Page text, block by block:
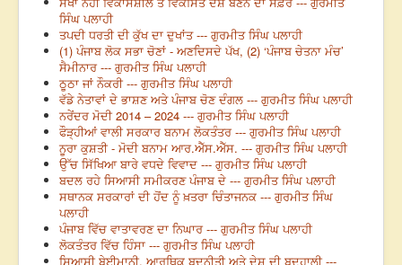
ਸਿੰਘ ਪਲਾਹੀ
ਤਪਦੀ ਧਰਤੀ ਦੀ ਕੁੱਖ ਦਾ ਦੁਖਾਂਤ --- ਗੁਰਮੀਤ ਸਿੰਘ ਪਲਾਹੀ
(1) ਪੰਜਾਬ ਲੋਕ ਸਭਾ ਚੋਣਾਂ - ਅਣਦਿਸਦੇ ਪੱਖ, (2) ‘ਪੰਜਾਬ ਚੇਤਨਾ ਮੰਚ’
ਸੈਮੀਨਾਰ --- ਗੁਰਮੀਤ ਸਿੰਘ ਪਲਾਹੀ
ਠੂਠਾ ਜਾਂ ਨੌਕਰੀ --- ਗੁਰਮੀਤ ਸਿੰਘ ਪਲਾਹੀ
ਵੱਡੇ ਨੇਤਾਵਾਂ ਦੇ ਭਾਸ਼ਣ ਅਤੇ ਪੰਜਾਬ ਚੋਣ ਦੰਗਲ --- ਗੁਰਮੀਤ ਸਿੰਘ ਪਲਾਹੀ
ਨਰੇਂਦਰ ਮੋਦੀ 2014 – 2024 --- ਗੁਰਮੀਤ ਸਿੰਘ ਪਲਾਹੀ
ਫੌੜ੍ਹੀਆਂ ਵਾਲੀ ਸਰਕਾਰ ਬਨਾਮ ਲੋਕਤੰਤਰ --- ਗੁਰਮੀਤ ਸਿੰਘ ਪਲਾਹੀ
ਨੂਰਾ ਕੁਸ਼ਤੀ - ਮੋਦੀ ਬਨਾਮ ਆਰ.ਐੱਸ.ਐੱਸ. --- ਗੁਰਮੀਤ ਸਿੰਘ ਪਲਾਹੀ
ਉੱਚ ਸਿੱਖਿਆ ਬਾਰੇ ਵਧਦੇ ਵਿਵਾਦ --- ਗੁਰਮੀਤ ਸਿੰਘ ਪਲਾਹੀ
ਬਦਲ ਰਹੇ ਸਿਆਸੀ ਸਮੀਕਰਣ ਪੰਜਾਬ ਦੇ --- ਗੁਰਮੀਤ ਸਿੰਘ ਪਲਾਹੀ
ਸਥਾਨਕ ਸਰਕਾਰਾਂ ਦੀ ਹੋਂਦ ਨੂੰ ਖ਼ਤਰਾ ਚਿੰਤਾਜਨਕ --- ਗੁਰਮੀਤ ਸਿੰਘ
ਪਲਾਹੀ
ਪੰਜਾਬ ਵਿੱਚ ਵਾਤਾਵਰਣ ਦਾ ਨਿਘਾਰ --- ਗੁਰਮੀਤ ਸਿੰਘ ਪਲਾਹੀ
ਲੋਕਤੰਤਰ ਵਿੱਚ ਹਿੰਸਾ --- ਗੁਰਮੀਤ ਸਿੰਘ ਪਲਾਹੀ
ਸਿਆਸੀ ਬੇਈਮਾਨੀ, ਆਰਥਿਕ ਬਦਨੀਤੀ ਅਤੇ ਦੇਸ਼ ਦੀ ਬਦਹਾਲੀ ---